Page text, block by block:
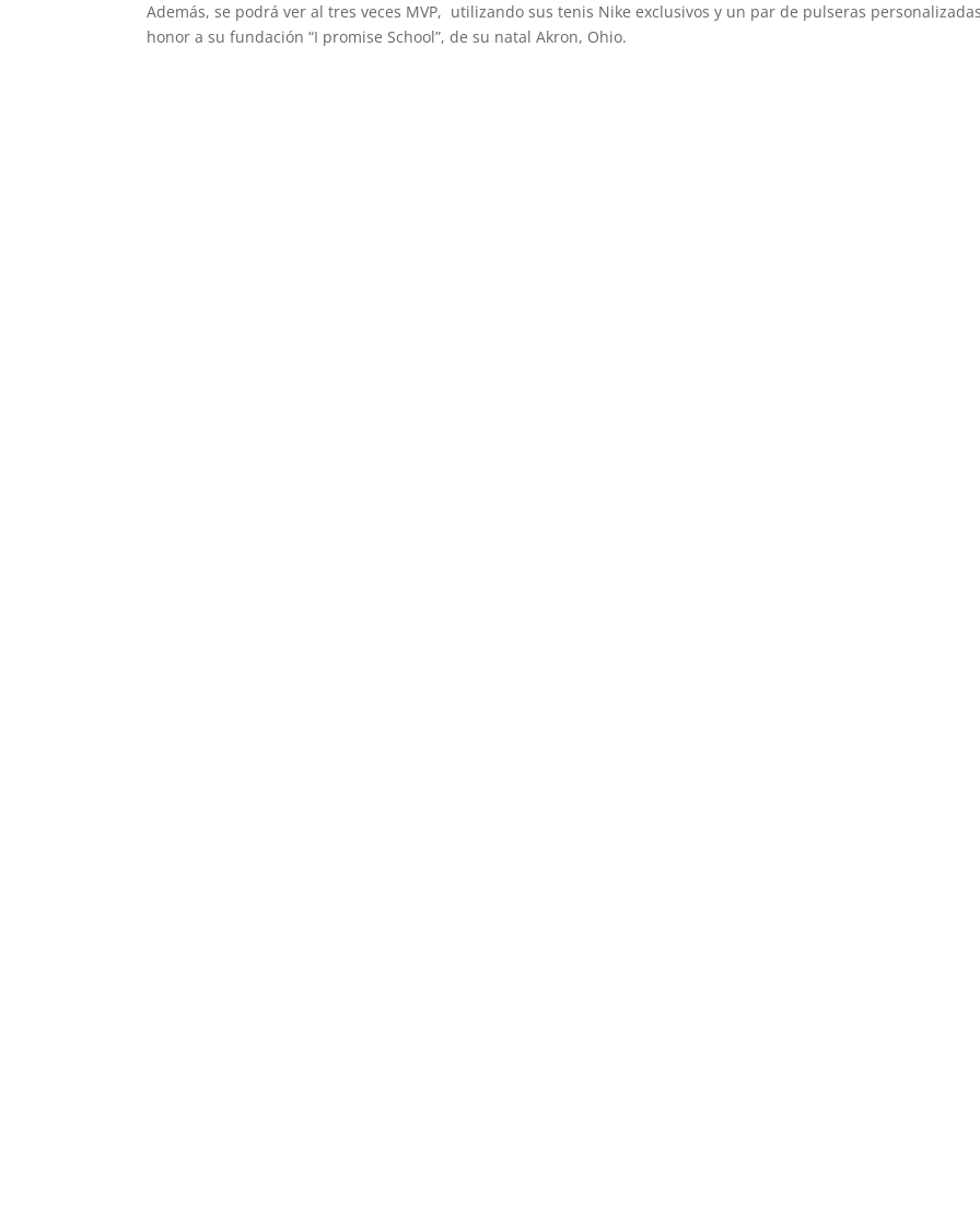
Además, se podrá ver al tres veces MVP, utilizando sus tenis Nike exclusivos y un par de pulseras
honor a su fundación “I promise School”, de su natal Akron, Ohio.